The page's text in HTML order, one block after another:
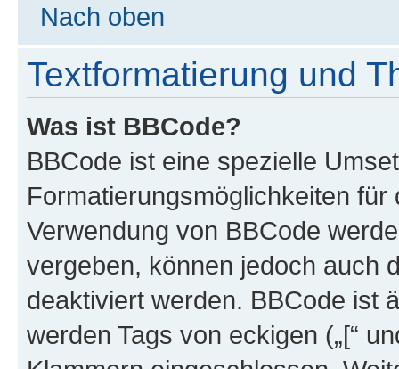
Nach oben
Textformatierung und
Was ist BBCode?
BBCode ist eine spezielle
Formatierungsmöglichkeiten
Verwendung von BBCode
vergeben, können jedoch auch
deaktiviert werden. BBCode ist
werden Tags von eckigen („[“